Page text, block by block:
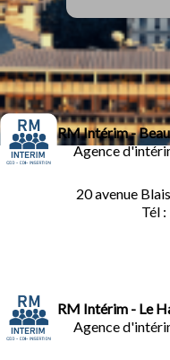
RM Intérim -
Agence
20 avenue
Tél :
RM Intérim - Le
Agence